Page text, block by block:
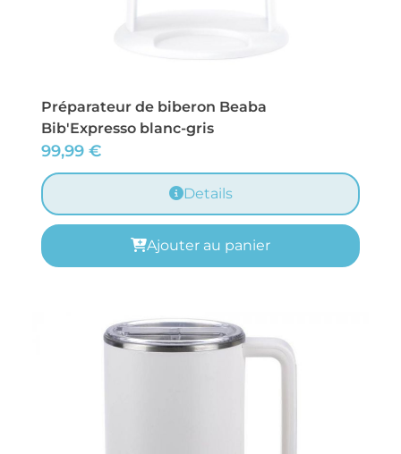
Préparateur de biberon Beaba
Bib'Expresso blanc-gris
99,99 €
Details
Ajouter au panier